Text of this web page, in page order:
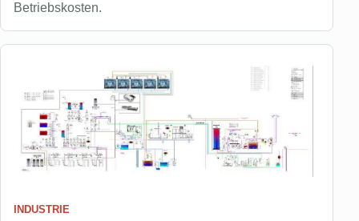
Betriebskosten.
INDUSTRIE